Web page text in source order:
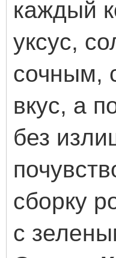
каждый
уксус,
сочным,
вкус, а
без
сборку
с